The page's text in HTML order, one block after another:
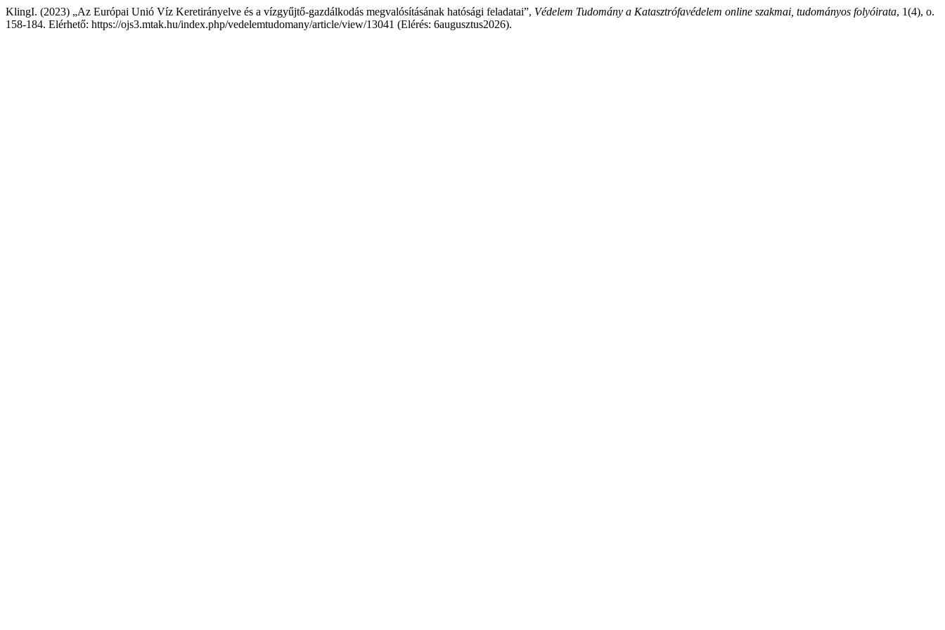
KlingI. (2023) „Az Európai Unió Víz Keretirányelve és a vízgyűjtő-gazdálkodás megvalósításának hatósági feladatai”, Védelem Tudomány a Katasztrófavédelem online szakmai, tudományos folyóirata, 1(4), o.
158-184. Elérhető: https://ojs3.mtak.hu/index.php/vedelemtudomany/article/view/13041 (Elérés: 6augusztus2026).